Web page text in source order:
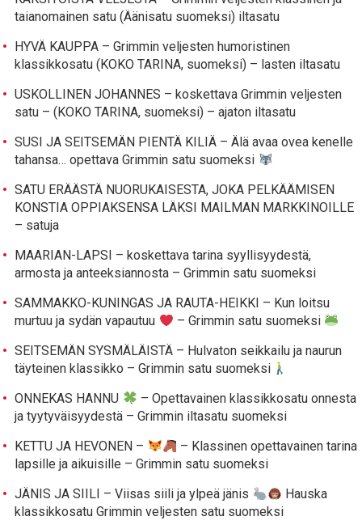
taianomainen satu (Äänisatu suomeksi) iltasatu
HYVÄ KAUPPA – Grimmin veljesten humoristinen
klassikkosatu (KOKO TARINA, suomeksi) – lasten iltasatu
USKOLLINEN JOHANNES – koskettava Grimmin veljesten
satu – (KOKO TARINA, suomeksi) – ajaton iltasatu
SUSI JA SEITSEMÄN PIENTÄ KILIÄ – Älä avaa ovea kenelle
tahansa… opettava Grimmin satu suomeksi
SATU ERÄÄSTÄ NUORUKAISESTA, JOKA PELKÄÄMISEN
KONSTIA OPPIAKSENSA LÄKSI MAILMAN MARKKINOILLE
– satuja
MAARIAN-LAPSI – koskettava tarina syyllisyydestä,
armosta ja anteeksiannosta – Grimmin satu suomeksi
SAMMAKKO-KUNINGAS JA RAUTA-HEIKKI – Kun loitsu
murtuu ja sydän vapautuu
– Grimmin satu suomeksi
SEITSEMÄN SYSMÄLÄISTÄ – Hulvaton seikkailu ja naurun
täyteinen klassikko – Grimmin satu suomeksi
ONNEKAS HANNU
– Opettavainen klassikkosatu onnesta
ja tyytyväisyydestä – Grimmin iltasatu suomeksi
KETTU JA HEVONEN –
– Klassinen opettavainen tarina
lapsille ja aikuisille – Grimmin satu suomeksi
JÄNIS JA SIILI – Viisas siili ja ylpeä jänis
Hauska
klassikkosatu Grimmin veljesten satu suomeksi